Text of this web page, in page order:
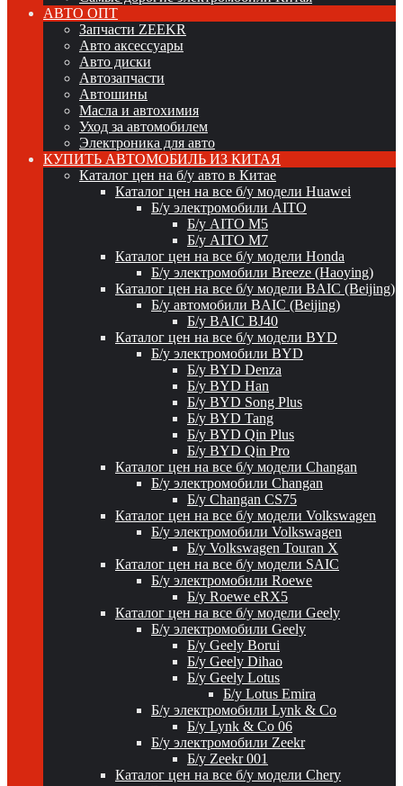
АВТО ОПТ
Запчасти ZEEKR
Авто аксессуары
Авто диски
Автозапчасти
Автошины
Масла и автохимия
Уход за автомобилем
Электроника для авто
КУПИТЬ АВТОМОБИЛЬ ИЗ КИТАЯ
Каталог цен на б/у авто в Китае
Каталог цен на все б/у модели Huawei
Б/у электромобили AITO
Б/у AITO M5
Б/у AITO M7
Каталог цен на все б/у модели Honda
Б/у электромобили Breeze (Haoying)
Каталог цен на все б/у модели BAIC (Beijing)
Б/у автомобили BAIC (Beijing)
Б/у BAIC BJ40
Каталог цен на все б/у модели BYD
Б/у электромобили BYD
Б/у BYD Denza
Б/у BYD Han
Б/у BYD Song Plus
Б/у BYD Tang
Б/у BYD Qin Plus
Б/у BYD Qin Pro
Каталог цен на все б/у модели Changan
Б/у электромобили Changan
Б/у Changan CS75
Каталог цен на все б/у модели Volkswagen
Б/у электромобили Volkswagen
Б/у Volkswagen Touran X
Каталог цен на все б/у модели SAIC
Б/у электромобили Roewe
Б/у Roewe eRX5
Каталог цен на все б/у модели Geely
Б/у электромобили Geely
Б/у Geely Borui
Б/у Geely Dihao
Б/у Geely Lotus
Б/у Lotus Emira
Б/у электромобили Lynk & Co
Б/у Lynk & Co 06
Б/у электромобили Zeekr
Б/у Zeekr 001
Каталог цен на все б/у модели Chery